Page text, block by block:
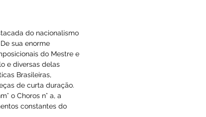
trechos fazer uma exploração
da região andina central em
possuindo um motivo
Trechos op. 22 Nos. 1 e 5 foram
características de "toada" e sua